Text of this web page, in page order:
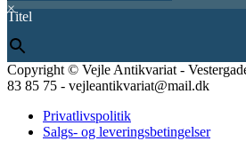
×
Titel
Copyright © Vejle Antikvariat -
83 85 75 - vejleantikvariat@mail.dk
Privatlivspolitik
Salgs- og leveringsbetingelser